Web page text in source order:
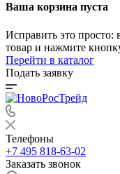
Ваша корзина пуста
Исправить это просто:
товар и нажмите
Перейти в каталог
Подать заявку
Телефоны
+7 495 818-63-02
Заказать звонок